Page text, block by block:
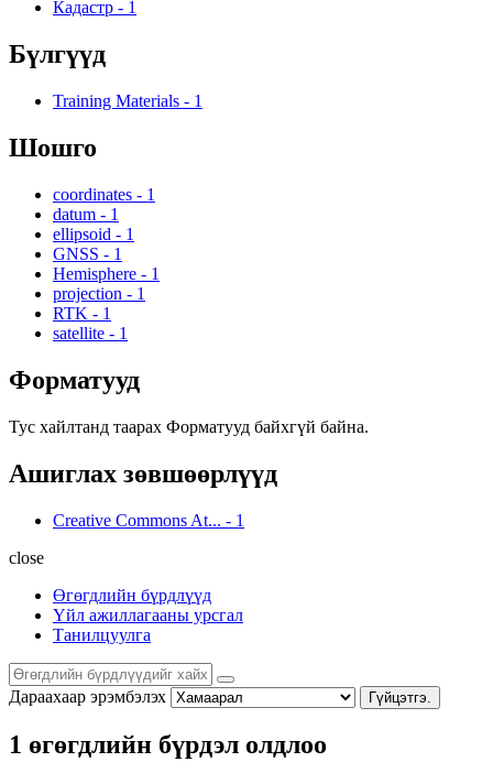
Кадастр - 1
Бүлгүүд
Training Materials - 1
Шошго
coordinates - 1
datum - 1
ellipsoid - 1
GNSS - 1
Hemisphere - 1
projection - 1
RTK - 1
satellite - 1
Форматууд
Тус хайлтанд таарах Форматууд байхгүй байна.
Ашиглах зөвшөөрлүүд
Creative Commons At... - 1
close
Өгөгдлийн бүрдлүүд
Үйл ажиллагааны урсгал
Танилцуулга
Дараахаар эрэмбэлэх Гүйцэтгэ.
1 өгөгдлийн бүрдэл олдлоо